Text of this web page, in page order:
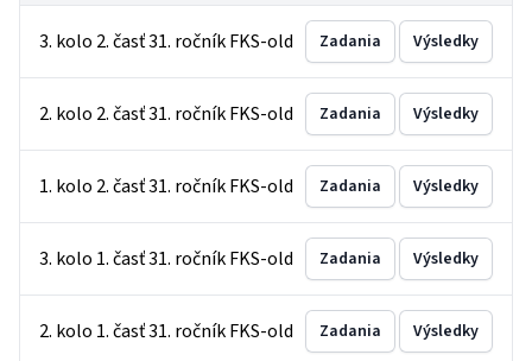
3. kolo 2. časť 31. ročník FKS-old Zadania Výsledky
2. kolo 2. časť 31. ročník FKS-old Zadania Výsledky
1. kolo 2. časť 31. ročník FKS-old Zadania Výsledky
3. kolo 1. časť 31. ročník FKS-old Zadania Výsledky
2. kolo 1. časť 31. ročník FKS-old Zadania Výsledky